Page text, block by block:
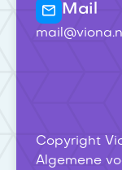
Mail
Copyright
Algemene